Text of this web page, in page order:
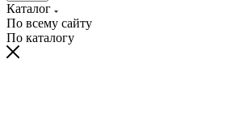
Каталог
По всему сайту
По каталогу